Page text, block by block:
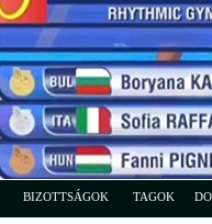
BIZOTTSÁGOK TAGOK